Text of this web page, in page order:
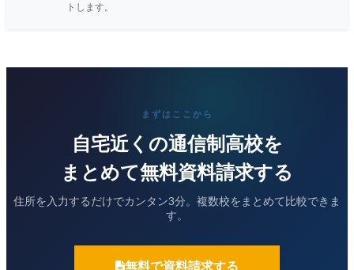
トします。
まずはここから
自宅近くの通信制高校を
まとめて無料資料請求する
住所を入力するだけでカンタン3分。複数校をまとめて比較できま
す。
無料で資料請求する